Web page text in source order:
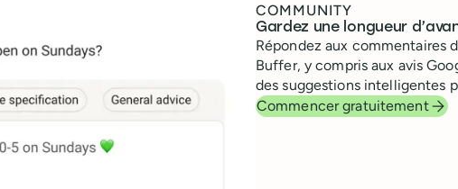
COMMUNITY
Gardez une longueur
Répondez aux commentaires
Buffer, y compris aux avis
des suggestions intelligentes
Commencer gratuitement